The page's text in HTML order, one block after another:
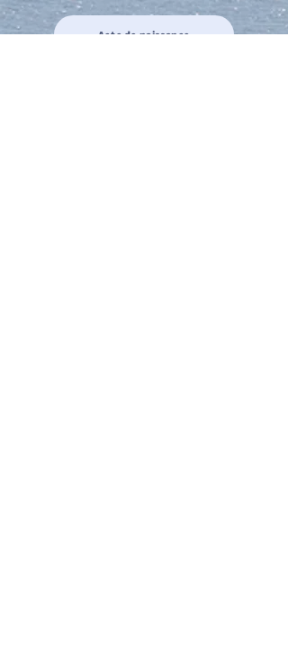
Acte de naissance